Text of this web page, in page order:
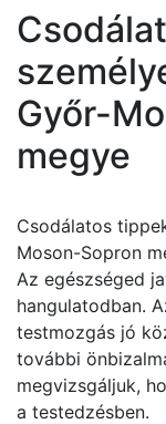
Győr-
megye
Csodálatos
Moson-Sopron
Az egészséged
hangulatodban.
testmozgás jó
további
megvizsgáljuk,
a testedzésben.